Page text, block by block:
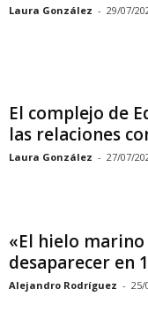
Laura González - 29/07/
El complejo de
las relaciones
Laura González - 27/07/
«El hielo
desaparecer en
Alejandro Rodríguez - 25/